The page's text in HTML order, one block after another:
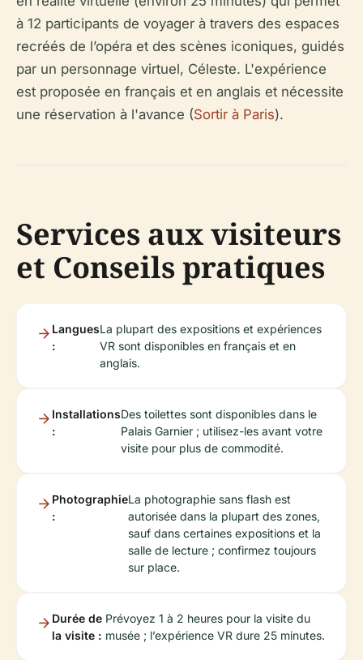
à 12 participants de voyager à travers des espaces
recréés de l’opéra et des scènes iconiques, guidés
par un personnage virtuel, Céleste. L'expérience
est proposée en français et en anglais et nécessite
une réservation à l'avance (Sortir à Paris).
Services aux visiteurs
et Conseils pratiques
Langues
:
La plupart des expositions et expériences
VR sont disponibles en français et en
anglais.
Installations
:
Des toilettes sont disponibles dans le
Palais Garnier ; utilisez-les avant votre
visite pour plus de commodité.
Photographie
:
La photographie sans flash est
autorisée dans la plupart des zones,
sauf dans certaines expositions et la
salle de lecture ; confirmez toujours
sur place.
Durée de
la visite :
Prévoyez 1 à 2 heures pour la visite du
musée ; l’expérience VR dure 25 minutes.